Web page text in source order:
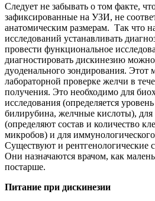
Следует не забывать о том факте,
зафиксированные на УЗИ, не
анатомическим размерам. Так что
исследований устанавливать
провести функциональное
диагностировать дискинезию
дуоденального зондирования. Этот
лабораторной проверке желчи в
получения. Это необходимо для
исследования (определяется
билирубина, желчные кислоты), для
(определяют состав и количество
микробов) и для
Существуют и рентгенологические
Они назначаются врачом, как
постарше.
Питание при дискинезии